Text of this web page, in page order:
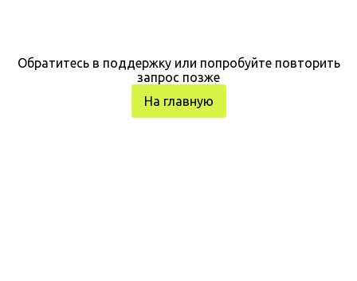
Обратитесь в поддержку или попробуйте повторить
запрос позже
На главную